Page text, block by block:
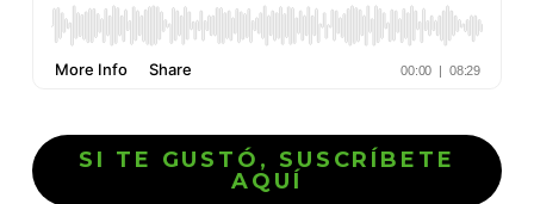
SI TE GUSTÓ, SUSCRÍBETE
AQUÍ